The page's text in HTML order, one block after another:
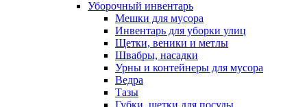
Уборочный инвентарь
Мешки для мусора
Инвентарь для уборки улиц
Щетки, веники и метлы
Швабры, насадки
Урны и контейнеры для мусора
Ведра
Тазы
Губки, щетки для посуды